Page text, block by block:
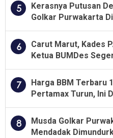
5
Kerasnya Putusan
Golkar Purwakarta
Dari Jabatan Selama
6
Carut Marut, Kades
Ketua BUMDes
7
Harga BBM Terbaru
Pertamax Turun, Ini
8
Musda Golkar
Mendadak